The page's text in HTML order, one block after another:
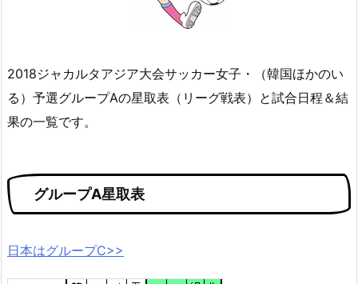
2018ジャカルタアジア大会サッカー女子・（韓国ほかのい
る）予選グループAの星取表（リーグ戦表）と試合日程＆結
果の一覧です。
グループA星取表
日本はグループC>>